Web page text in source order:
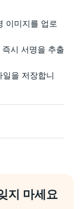
이미지를 업로
시 서명을 추출
을 저장합니
지 마세요